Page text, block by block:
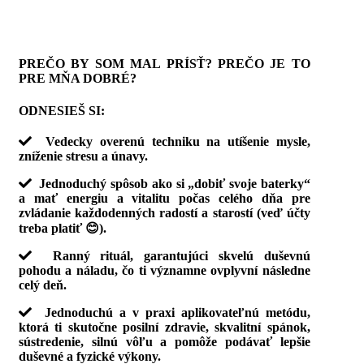
PREČO BY SOM MAL PRÍSŤ? PREČO JE TO
PRE MŇA DOBRÉ?
ODNESIEŠ SI:
Vedecky overenú techniku na utíšenie mysle,
zníženie stresu a únavy.
Jednoduchý spôsob ako si „dobiť svoje baterky“
a mať energiu a vitalitu počas celého dňa pre
zvládanie každodenných radostí a starostí (veď účty
treba platiť 😊).
Ranný rituál, garantujúci skvelú duševnú
pohodu a náladu, čo ti významne ovplyvní následne
celý deň.
Jednoduchú a v praxi aplikovateľnú metódu,
ktorá ti skutočne posilní zdravie, skvalitní spánok,
sústredenie, silnú vôľu a pomôže podávať lepšie
duševné a fyzické výkony.